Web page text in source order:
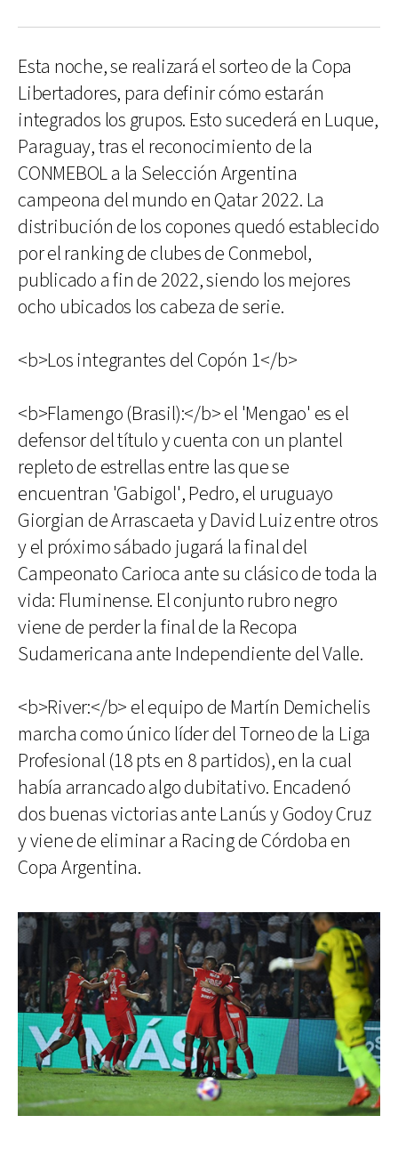
Esta noche, se realizará el sorteo de la Copa
Libertadores, para definir cómo estarán
integrados los grupos. Esto sucederá en Luque,
Paraguay, tras el reconocimiento de la
CONMEBOL a la Selección Argentina
campeona del mundo en Qatar 2022. La
distribución de los copones quedó establecido
por el ranking de clubes de Conmebol,
publicado a fin de 2022, siendo los mejores
ocho ubicados los cabeza de serie.
<b>Los integrantes del Copón 1</b>
<b>Flamengo (Brasil):</b> el 'Mengao' es el
defensor del título y cuenta con un plantel
repleto de estrellas entre las que se
encuentran 'Gabigol', Pedro, el uruguayo
Giorgian de Arrascaeta y David Luiz entre otros
y el próximo sábado jugará la final del
Campeonato Carioca ante su clásico de toda la
vida: Fluminense. El conjunto rubro negro
viene de perder la final de la Recopa
Sudamericana ante Independiente del Valle.
<b>River:</b> el equipo de Martín Demichelis
marcha como único líder del Torneo de la Liga
Profesional (18 pts en 8 partidos), en la cual
había arrancado algo dubitativo. Encadenó
dos buenas victorias ante Lanús y Godoy Cruz
y viene de eliminar a Racing de Córdoba en
Copa Argentina.